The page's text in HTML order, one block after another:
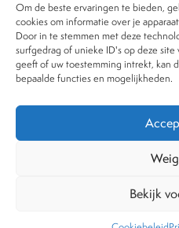
Om de beste ervaringen te bieden,
cookies om informatie over je
Door in te stemmen met deze
surfgedrag of unieke ID's op deze
geeft of uw toestemming intrekt, kan
bepaalde functies en mogelijkheden.
Bekijk
Over VtdK
Contact
Nieuws
Behandelwijzen
Dossiers
Tijdschrift
Copyright © 2001-2026